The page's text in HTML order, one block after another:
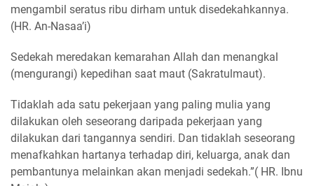
mengambil seratus ribu dirham untuk disedekahkannya.
(HR. An-Nasaa’i)
Sedekah meredakan kemarahan Allah dan menangkal
(mengurangi) kepedihan saat maut (Sakratulmaut).
Tidaklah ada satu pekerjaan yang paling mulia yang
dilakukan oleh seseorang daripada pekerjaan yang
dilakukan dari tangannya sendiri. Dan tidaklah seseorang
menafkahkan hartanya terhadap diri, keluarga, anak dan
pembantunya melainkan akan menjadi sedekah.”( HR. Ibnu